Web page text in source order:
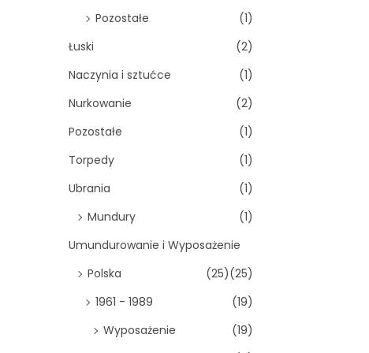
Pozostałe
(1)
Łuski
(2)
Naczynia i sztućce
(1)
Nurkowanie
(2)
Pozostałe
(1)
Torpedy
(1)
Ubrania
(1)
Mundury
(1)
Umundurowanie i Wyposażenie
(25)
Polska
(25)
1961 - 1989
(19)
Wyposażenie
(19)